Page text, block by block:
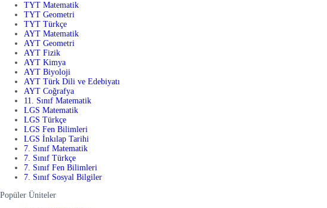
TYT Matematik
TYT Geometri
TYT Türkçe
AYT Matematik
AYT Geometri
AYT Fizik
AYT Kimya
AYT Biyoloji
AYT Türk Dili ve Edebiyatı
AYT Coğrafya
11. Sınıf Matematik
LGS Matematik
LGS Türkçe
LGS Fen Bilimleri
LGS İnkılap Tarihi
7. Sınıf Matematik
7. Sınıf Türkçe
7. Sınıf Fen Bilimleri
7. Sınıf Sosyal Bilgiler
Popüler Üniteler